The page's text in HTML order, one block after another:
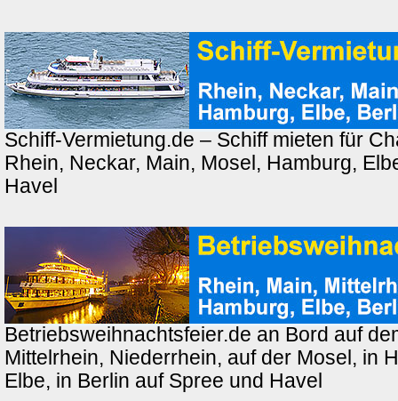
Schiff-Vermietung.de – Schiff mieten für
Rhein, Neckar, Main, Mosel, Hamburg,
Havel
Betriebsweihnachtsfeier.de an Bord auf
Mittelrhein, Niederrhein, auf der Mosel, in
Elbe, in Berlin auf Spree und Havel